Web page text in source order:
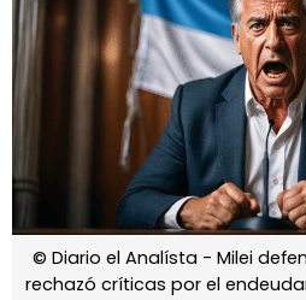
© Diario el Analísta - Milei
rechazó críticas por el